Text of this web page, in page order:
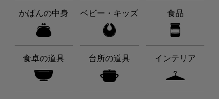
かばんの中身 ベビー・キッズ 食品
食卓の道具 台所の道具 インテリア